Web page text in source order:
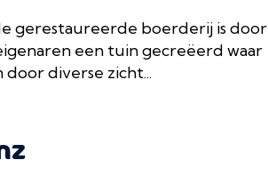
gerestaureerde boerderij is door
een tuin gecreëerd waar
door diverse zicht...